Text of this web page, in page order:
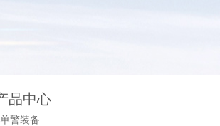
品中心
单警装备